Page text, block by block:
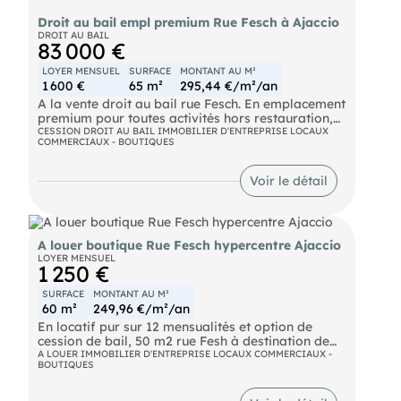
département
2A - Corse-du-Sud
Immobilier d'entreprise dans la Corse-du-
Sud (2A) par ville
Bonifacio
Olmeto
Porto-Vecchio
Propriano
Sarrola-Carcopino
Annonces Immobilier d'entreprise à
Ajaccio 20000